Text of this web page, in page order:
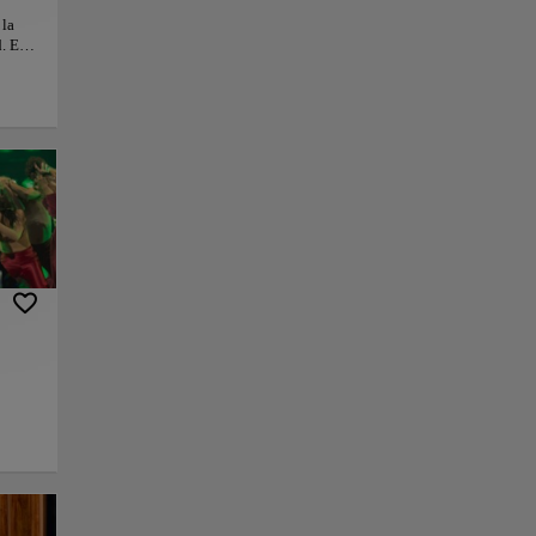
la
El
la
de Las Peñas.